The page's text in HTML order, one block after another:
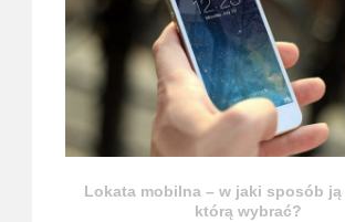
Lokata mobilna – w jaki sposób ją
którą wybrać?